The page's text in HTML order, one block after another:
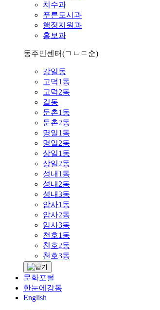
치수과
푸른도시과
행정지원과
홍보과
동주민센터(ㄱㄴㄷ순)
강일동
고덕1동
고덕2동
길동
둔촌1동
둔촌2동
명일1동
명일2동
상일1동
상일2동
성내1동
성내2동
성내3동
암사1동
암사2동
암사3동
천호1동
천호2동
천호3동
문화포털
한눈에강동
English